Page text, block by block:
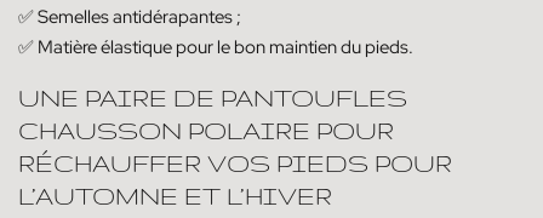
✅ Semelles antidérapantes ;
✅ Matière élastique pour le bon maintien du pieds.
UNE PAIRE DE PANTOUFLES
CHAUSSON POLAIRE POUR
RÉCHAUFFER VOS PIEDS POUR
L’AUTOMNE ET L’HIVER